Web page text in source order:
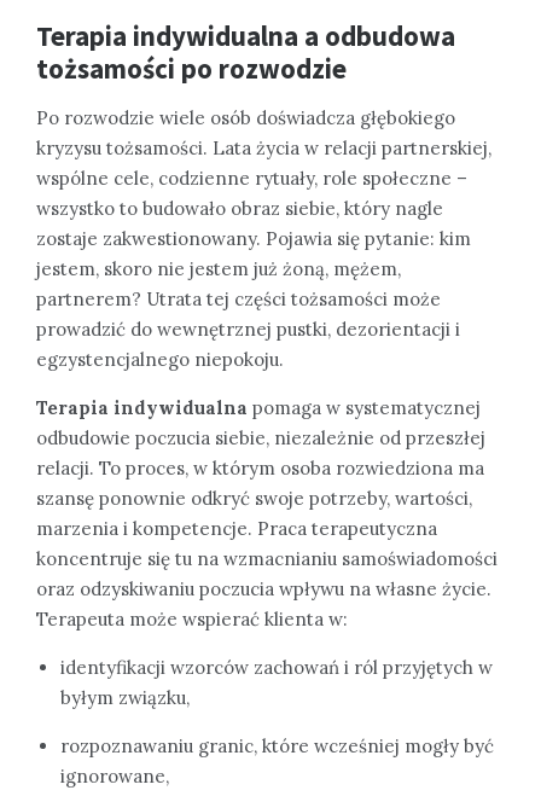
Terapia indywidualna a odbudowa
tożsamości po rozwodzie
Po rozwodzie wiele osób doświadcza głębokiego
kryzysu tożsamości. Lata życia w relacji partnerskiej,
wspólne cele, codzienne rytuały, role społeczne –
wszystko to budowało obraz siebie, który nagle
zostaje zakwestionowany. Pojawia się pytanie: kim
jestem, skoro nie jestem już żoną, mężem,
partnerem? Utrata tej części tożsamości może
prowadzić do wewnętrznej pustki, dezorientacji i
egzystencjalnego niepokoju.
Terapia indywidualna pomaga w systematycznej
odbudowie poczucia siebie, niezależnie od przeszłej
relacji. To proces, w którym osoba rozwiedziona ma
szansę ponownie odkryć swoje potrzeby, wartości,
marzenia i kompetencje. Praca terapeutyczna
koncentruje się tu na wzmacnianiu samoświadomości
oraz odzyskiwaniu poczucia wpływu na własne życie.
Terapeuta może wspierać klienta w:
identyfikacji wzorców zachowań i ról przyjętych w
byłym związku,
rozpoznawaniu granic, które wcześniej mogły być
ignorowane,